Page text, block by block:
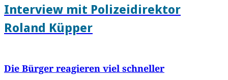
Interview mit Polizeidirektor
Roland Küpper
Die Bürger reagieren viel schneller